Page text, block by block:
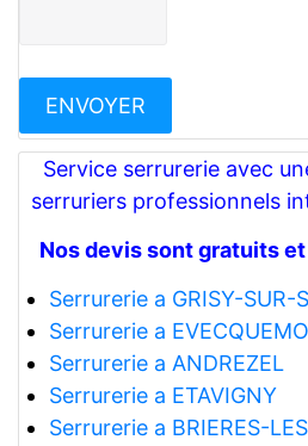
Service serrurerie avec
serruriers professionnels
Nos devis sont gratuits
Serrurerie a GRISY-SUR-
Serrurerie a
Serrurerie a ANDREZEL
Serrurerie a ETAVIGNY
Serrurerie a BRIERES-